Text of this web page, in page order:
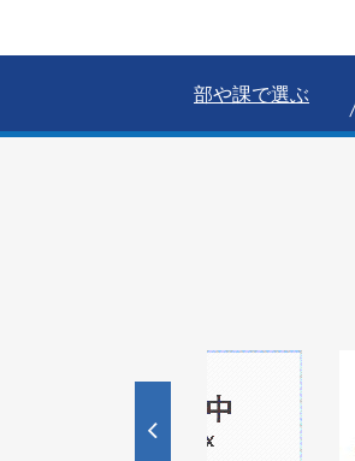
部や課で選ぶ